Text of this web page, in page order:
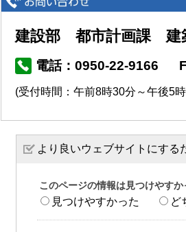
建設部 都市計画課 建
電話：0950-22-9166
(受付時間：午前8時30分～午後5
より良いウェブサイトにする
このページの情報は見つけやすか
見つけやすかった ど